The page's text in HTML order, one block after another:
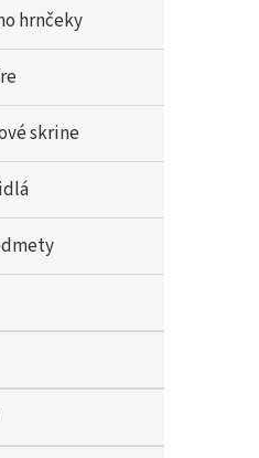
hrnčeky
skrine